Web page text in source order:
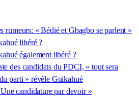
rumeurs: « Bédié et Gbagbo se parlent »
libéré ?
également libéré ?
des candidats du PDCI, « tout sera
parti » révèle Guikahué
candidature par devoir »